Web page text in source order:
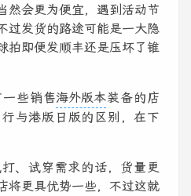
然会更为便宜，遇到活动节
过发货的路途可能是一大隐
拍即便发顺丰还是压坏了锥
些销售海外版本装备的店
与港版日版的区别，在下
、试穿需求的话，货量更
将更具优势一些，不过这就